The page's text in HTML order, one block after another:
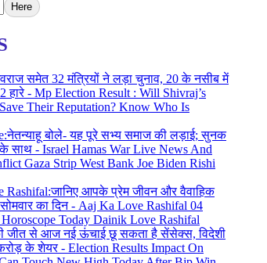
Here
समेत 32 मंत्रियों ने लड़ा चुनाव, 20 के नसीब में
हारे - Mp Election Result : Will Shivraj’s
Their Reputation? Know Who Is
बोले- यह पूरे सभ्य समाज की लड़ाई; सुनक
साथ - Israel Hamas War Live News And
Gaza Strip West Bank Joe Biden Rishi
Rashifal:जानिए आपके प्रेम जीवन और वैवाहिक
का दिन - Aaj Ka Love Rashifal 04
Today Dainik Love Rashifal
जीत से आज नई ऊंचाई छू सकता है सेंसेक्स, विदेशी
के शेयर - Election Results Impact On